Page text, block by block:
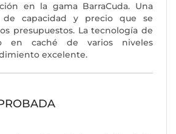
en la gama BarraCuda. Una
de capacidad y precio que se
presupuestos. La tecnología de
en caché de varios niveles
excelente.